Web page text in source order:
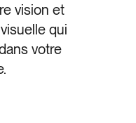
vision et
qui
votre